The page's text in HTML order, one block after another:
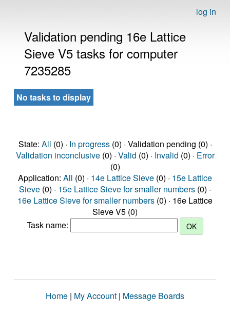
log in
Validation pending 16e Lattice
Sieve V5 tasks for computer
7235285
No tasks to display
State: All (0) · In progress(0) · Validation pending (0) ·
Validation inconclusive(0) · Valid (0) · Invalid (0) · Error
(0)
Application: All (0) · 14e Lattice Sieve (0) · 15e Lattice
Sieve (0) · 15e Lattice Sieve for smaller numbers (0) ·
16e Lattice Sieve for smaller numbers (0) · 16e Lattice
Sieve V5 (0)
Task name:
Home | My Account | Message Boards